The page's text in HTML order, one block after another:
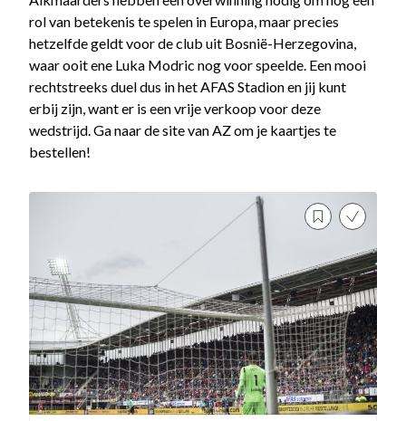
rol van betekenis te spelen in Europa, maar precies
hetzelfde geldt voor de club uit Bosnië-Herzegovina,
waar ooit ene Luka Modric nog voor speelde. Een mooi
rechtstreeks duel dus in het AFAS Stadion en jij kunt
erbij zijn, want er is een vrije verkoop voor deze
wedstrijd. Ga naar de site van AZ om je kaartjes te
bestellen!